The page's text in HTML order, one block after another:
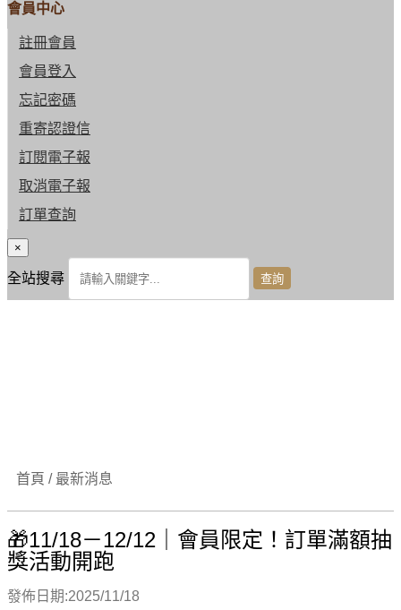
會員中心
註冊會員
會員登入
忘記密碼
重寄認證信
訂閱電子報
取消電子報
訂單查詢
×
全站搜尋
首頁 / 最新消息
🎁11/18－12/12｜會員限定！訂單滿額抽
獎活動開跑
發佈日期:2025/11/18